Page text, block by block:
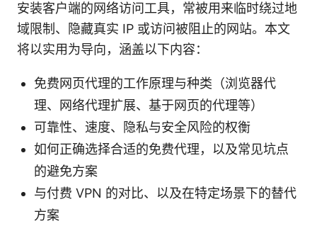
安装客户端的网络访问工具，常被用来临时绕过地
域限制、隐藏真实 IP 或访问被阻止的网站。本文
将以实用为导向，涵盖以下内容：
免费网页代理的工作原理与种类（浏览器代
理、网络代理扩展、基于网页的代理等）
可靠性、速度、隐私与安全风险的权衡
如何正确选择合适的免费代理，以及常见坑点
的避免方案
与付费 VPN 的对比、以及在特定场景下的替代
方案